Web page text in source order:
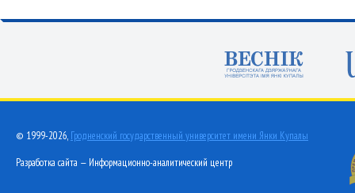
© 1999-2026, Гродненский государственный университет имени Янки Купалы
Разработка сайта — Информационно-аналитический центр